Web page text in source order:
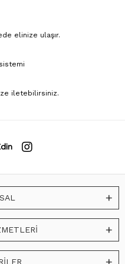
elinize ulaşır.
iletebilirsiniz.